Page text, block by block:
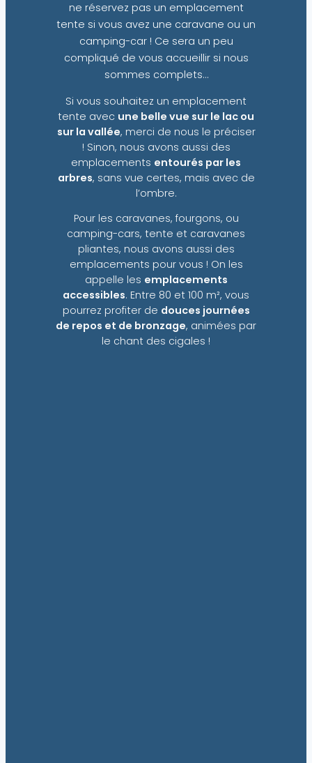
ne réservez pas un emplacement
tente si vous avez une caravane ou un
camping-car ! Ce sera un peu
compliqué de vous accueillir si nous
sommes complets…
Si vous souhaitez un emplacement
tente avec une belle vue sur le lac ou
sur la vallée, merci de nous le préciser
! Sinon, nous avons aussi des
emplacements entourés par les
arbres, sans vue certes, mais avec de
l’ombre.
Pour les caravanes, fourgons, ou
camping-cars, tente et caravanes
pliantes, nous avons aussi des
emplacements pour vous ! On les
appelle les emplacements
accessibles. Entre 80 et 100 m², vous
pourrez profiter de douces journées
de repos et de bronzage, animées par
le chant des cigales !